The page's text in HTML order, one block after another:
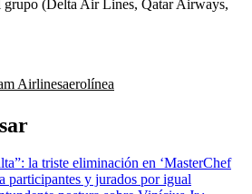
grupo (Delta Air Lines, Qatar Airways,
Airlinesaerolínea
la triste eliminación en ‘MasterChef
participantes y jurados por igual